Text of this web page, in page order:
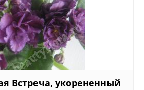
Встреча, укорененный